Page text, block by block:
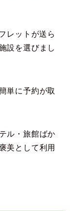
レットが送ら
設を選びまし
単に予約が取
ル・旅館ばか
美として利用